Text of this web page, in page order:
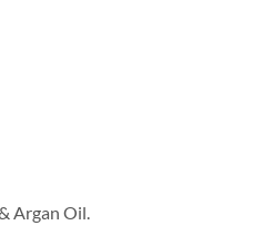
Argan Oil.